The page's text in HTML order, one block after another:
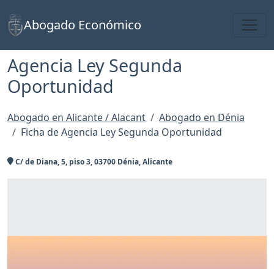
Abogado Económico
Agencia Ley Segunda
Oportunidad
Abogado en Alicante / Alacant
Abogado en Dénia
Ficha de Agencia Ley Segunda Oportunidad
C/ de Diana, 5, piso 3, 03700 Dénia, Alicante